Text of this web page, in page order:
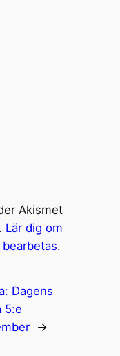
Akismet
Lär dig om
.
Dagens
5:e
→